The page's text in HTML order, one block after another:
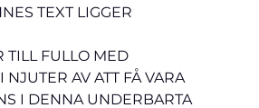
TEXT LIGGER
NJUTER AV ATT FÅ VARA
I DENNA UNDERBARTA